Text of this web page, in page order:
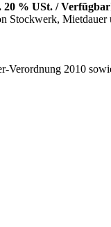
% USt. /
Stockwerk, Mietdauer
Verordnung 2010